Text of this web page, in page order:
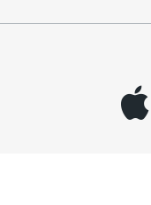
appleinc